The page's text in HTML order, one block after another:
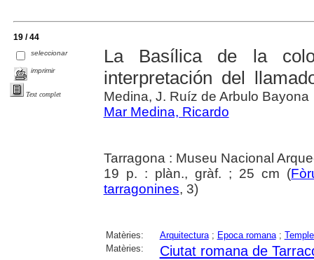
19 / 44
seleccionar
imprimir
Text complet
La Basílica de la
interpretación del
Medina, J. Ruíz de Arbulo Bayona
Mar Medina, Ricardo
Tarragona : Museu Nacional
19 p. : plàn., gràf. ; 25 cm (
tarragonines, 3)
Matèries: Arquitectura; Epoca romana;
Matèries:
Ciutat romana de